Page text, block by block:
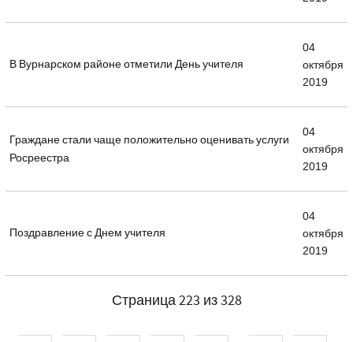
В Вурнарском районе отметили День учителя
04
октября
2019
Граждане стали чаще положительно оценивать услуги
Росреестра
04
октября
2019
Поздравление с Днем учителя
04
октября
2019
Страница 223 из 328